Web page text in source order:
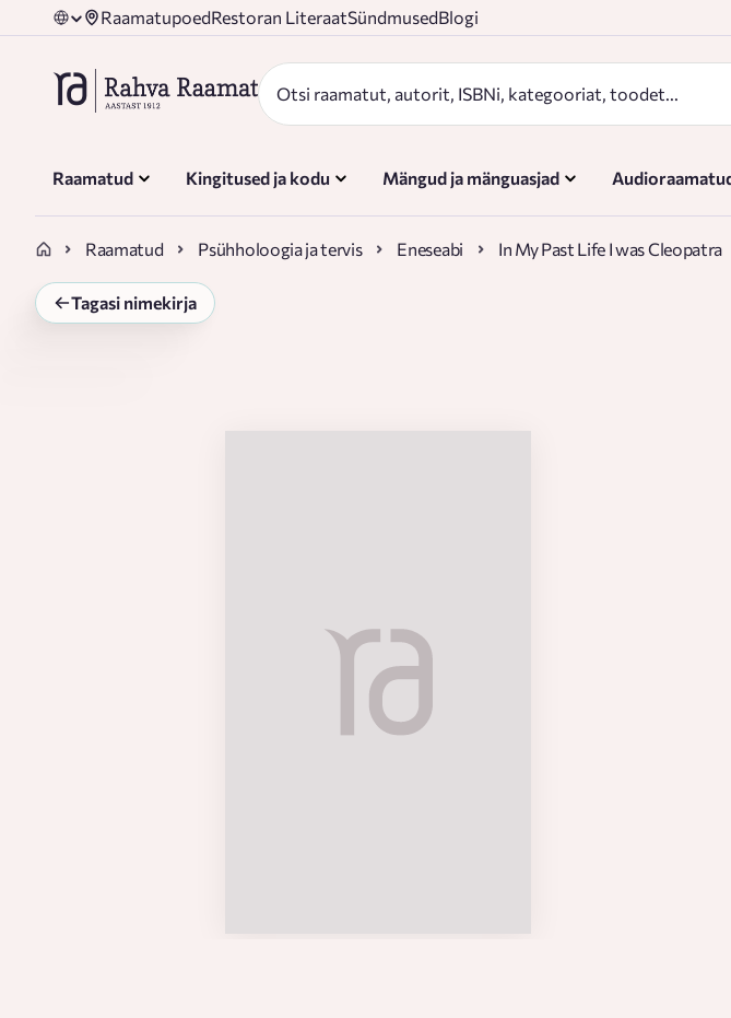
RaamatupoedRestoran LiteraatSündmusedBlogi
Raamatud Kingitused ja kodu Mängud ja mänguasjad
Raamatud Psühholoogia ja tervis Eneseabi In My Past Life I was Cleopatra
Tagasi nimekirja